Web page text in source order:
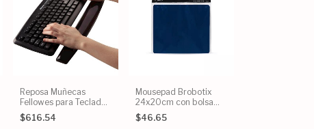
Reposa Muñecas
Fellowes para Teclado
de Gel Crystal Color
Negro
$616.54
Mousepad Brobotix
24x20cm con bolsa
brobotix azul
$46.65